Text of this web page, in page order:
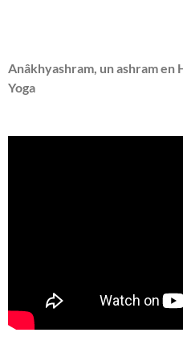
Anâkhyashram, un ashram
Yoga